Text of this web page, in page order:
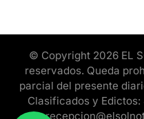
© Copyright 2026 EL
reservados. Queda
parcial del presente
Clasificados y Edictos: